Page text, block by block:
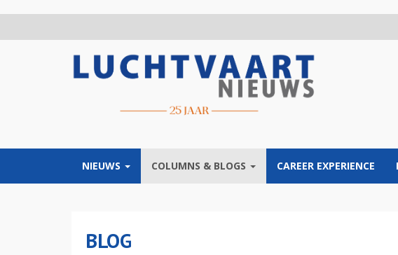
NIEUWS COLUMNS & BLOGS CAREER EXPERIENCE
BLOG